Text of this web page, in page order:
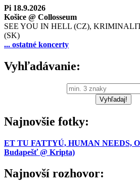
Pi 18.9.2026
Košice @ Collosseum
SEE YOU IN HELL (CZ),
(SK)
... ostatné koncerty
Vyhľadávanie:
Najnovšie fotky:
ET TU FATTYÚ, HUMAN NEEDS,
Budapešť @ Kripta)
Najnovší rozhovor: